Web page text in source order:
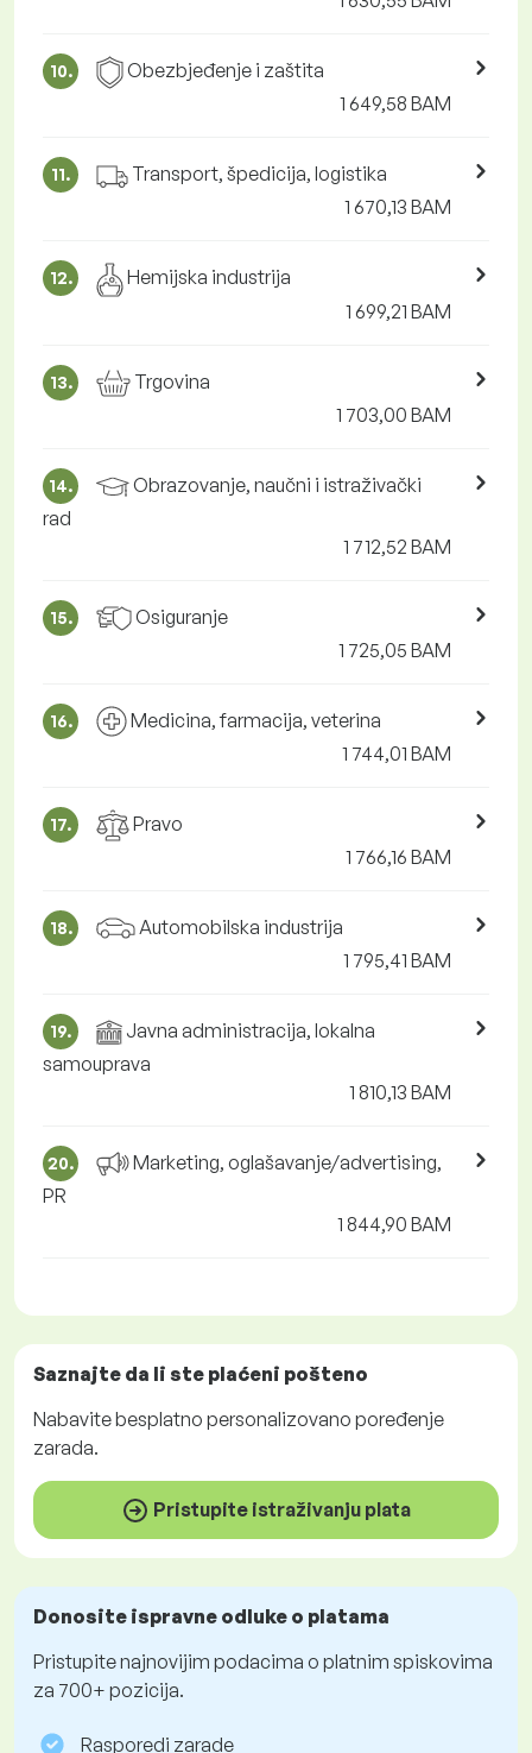
10.
Obezbjeđenje i zaštita
1 649,58 BAM
11.
Transport, špedicija, logistika
1 670,13 BAM
12.
Hemijska industrija
1 699,21 BAM
13.
Trgovina
1 703,00 BAM
14.
Obrazovanje, naučni i istraživački
rad
1 712,52 BAM
15.
Osiguranje
1 725,05 BAM
16.
Medicina, farmacija, veterina
1 744,01 BAM
17.
Pravo
1 766,16 BAM
18.
Automobilska industrija
1 795,41 BAM
19.
Javna administracija, lokalna
samouprava
1 810,13 BAM
20.
Marketing, oglašavanje/advertising,
PR
1 844,90 BAM
Saznajte da li ste plaćeni pošteno
Nabavitebesplatno personalizovano poređenje
zarada.
Pristupite istraživanju plata
Donosite ispravne odluke o platama
Pristupite najnovijim podacima o platnim spiskovima
za 700+ pozicija.
Rasporedi zarade